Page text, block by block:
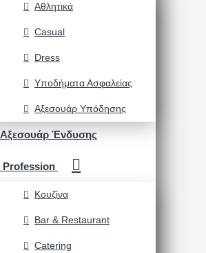
Αθλητικά
Casual
Dress
Υποδήματα Ασφαλείας
Αξεσουάρ Υπόδησης
Αξεσουάρ Ένδυσης
Profession
Κουζίνα
Bar & Restaurant
Catering